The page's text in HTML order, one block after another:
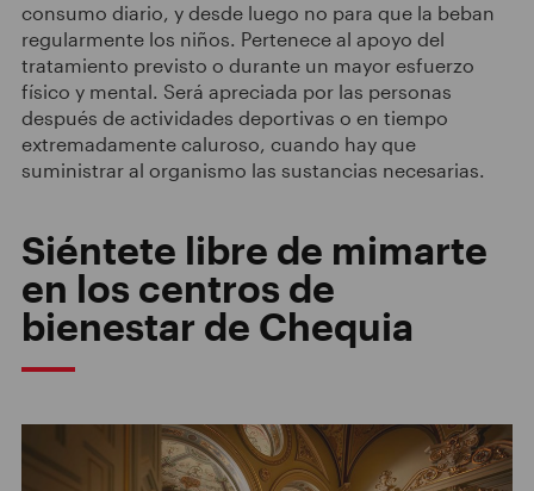
consumo diario, y desde luego no para que la beban
regularmente los niños. Pertenece al apoyo del
tratamiento previsto o durante un mayor esfuerzo
físico y mental. Será apreciada por las personas
después de actividades deportivas o en tiempo
extremadamente caluroso, cuando hay que
suministrar al organismo las sustancias necesarias.
Siéntete libre de mimarte
en los centros de
bienestar de Chequia